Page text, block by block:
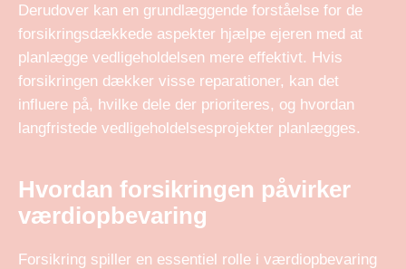
Derudover kan en grundlæggende forståelse for de
forsikringsdækkede aspekter hjælpe ejeren med at
planlægge vedligeholdelsen mere effektivt. Hvis
forsikringen dækker visse reparationer, kan det
influere på, hvilke dele der prioriteres, og hvordan
langfristede vedligeholdelsesprojekter planlægges.
Hvordan forsikringen påvirker
værdiopbevaring
Forsikring spiller en essentiel rolle i værdiopbevaring